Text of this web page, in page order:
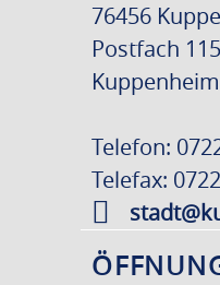
76456
Postfach
Kuppenheim
Telefon:
Telefax: